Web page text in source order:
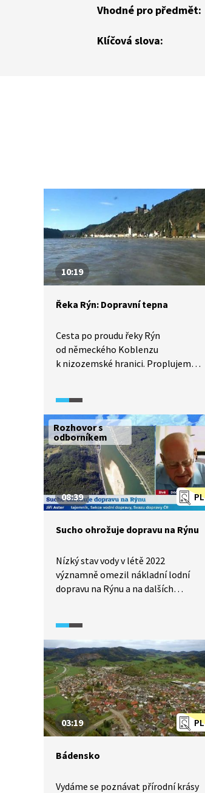
Vhodné pro předmět:
Klíčová slova:
10:19
Řeka Rýn: Dopravní tepna
Cesta po proudu řeky Rýn
od německého Koblenzu
k nizozemské hranici. Proplujeme
přístavem světa.
Rozhovor s
odborníkem
PL
08:39
Sucho ohrožuje dopravu na Rýnu
Nízký stav vody v létě 2022
významně omezil nákladní lodní
dopravu na Rýnu a na dalších
nakládat své lodi naplno.
Nedostatek vody se týká hlavně
části řeky jižně od Duisburgu
a Kolína nad Rýnem. V tomto místě
došlo k poklesu hladiny natolik, že
hrozilo úplné zastavení dopravy.
Rýn je zásadní dopravní tepnou
pro přepravu obilí, hnojiv, uhlí nebo
PL
03:19
Bádensko
Vydáme se poznávat přírodní krásy